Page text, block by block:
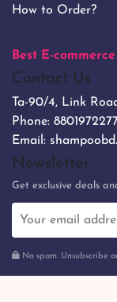
How to Order?
Best E-
Contact Us
Ta-90/4, Link
Phone:
Email:
Newsletter
Get exclusive deals
No spam. Unsubscribe